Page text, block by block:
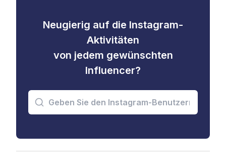
Neugierig auf die Instagram-
Aktivitäten
von jedem gewünschten
Influencer?